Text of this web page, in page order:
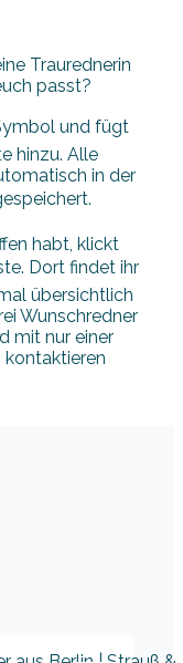
Traurednerin
passt?
und fügt
hinzu. Alle
in der
habt, klickt
Dort findet ihr
übersichtlich
Wunschredner
mit nur einer